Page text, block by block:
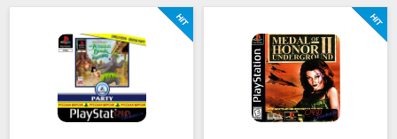
своё существование. Вышло
ещё 2 "Страйка", где мы всё
так же управляем вертолётом
и уничтожаем
альтернативу последнему.
Несмотря на то, что эти 2
игры создавались разными
людьми, Darkstone имеет
общие